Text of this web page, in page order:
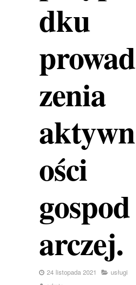
dku
prowad
zenia
aktywn
ości
gospod
arczej.
24 listopada 2021
usługi